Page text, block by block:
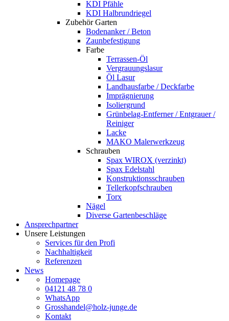
KDI Pfähle
KDI Halbrundriegel
Zubehör Garten
Bodenanker / Beton
Zaunbefestigung
Farbe
Terrassen-Öl
Vergrauungslasur
Öl Lasur
Landhausfarbe / Deckfarbe
Imprägnierung
Isoliergrund
Grünbelag-Entferner / Entgrauer /
Reiniger
Lacke
MAKO Malerwerkzeug
Schrauben
Spax WIROX (verzinkt)
Spax Edelstahl
Konstruktionsschrauben
Tellerkopfschrauben
Torx
Nägel
Diverse Gartenbeschläge
Ansprechpartner
Unsere Leistungen
Services für den Profi
Nachhaltigkeit
Referenzen
News
Homepage
04121 48 78 0
WhatsApp
Grosshandel@holz-junge.de
Kontakt